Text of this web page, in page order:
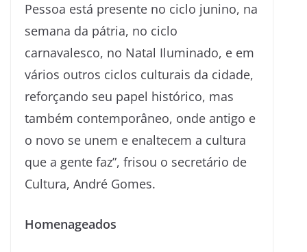
Pessoa está presente no ciclo junino, na
semana da pátria, no ciclo
carnavalesco, no Natal Iluminado, e em
vários outros ciclos culturais da cidade,
reforçando seu papel histórico, mas
também contemporâneo, onde antigo e
o novo se unem e enaltecem a cultura
que a gente faz”, frisou o secretário de
Cultura, André Gomes.
Homenageados